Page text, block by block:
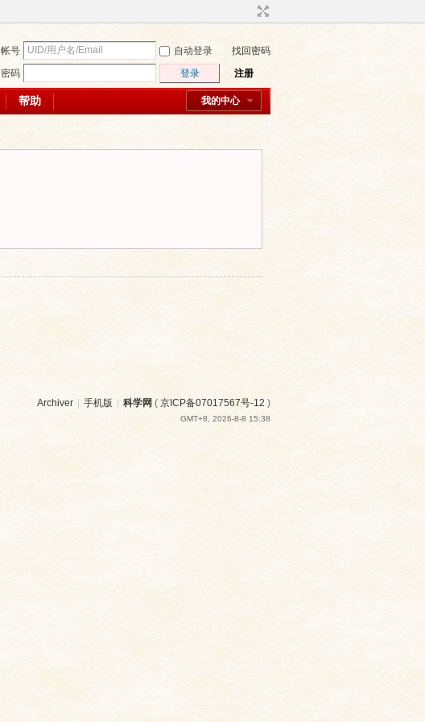
帐号 自动登录
找回密码
密码
登录 注册
我的中心
帮助
Archiver 手机版 科学网 ( 京ICP备07017567号-12 )
GMT+8, 2026-8-8 15:38